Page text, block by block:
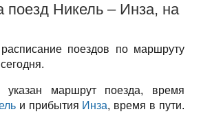
Никель – Инза, на
поездов по маршруту
указан маршрут поезда, время
и прибытия Инза, время в пути.